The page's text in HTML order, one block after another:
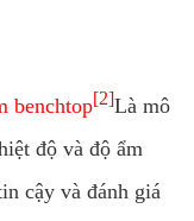
benchtop[2]Là mô
độ và độ ẩm
cậy và đánh giá